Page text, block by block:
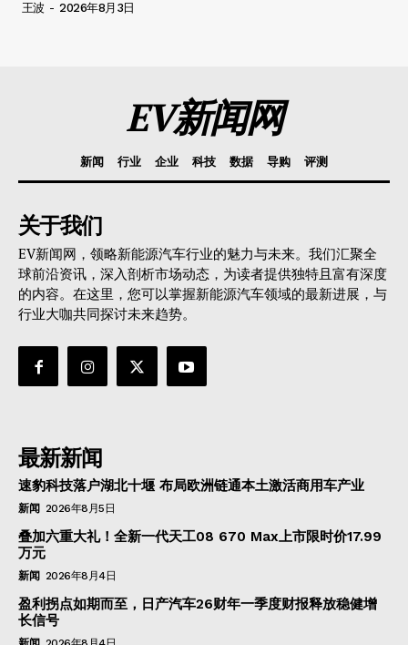
王波 - 2026年8月3日
EV新闻网
新闻 行业 企业 科技 数据 导购 评测
关于我们
EV新闻网，领略新能源汽车行业的魅力与未来。我们汇聚全
球前沿资讯，深入剖析市场动态，为读者提供独特且富有深度
的内容。在这里，您可以掌握新能源汽车领域的最新进展，与
行业大咖共同探讨未来趋势。
最新新闻
速豹科技落户湖北十堰 布局欧洲链通本土激活商用车产业
新闻 2026年8月5日
叠加六重大礼！全新一代天工08 670 Max上市限时价17.99
万元
新闻 2026年8月4日
盈利拐点如期而至，日产汽车26财年一季度财报释放稳健增
长信号